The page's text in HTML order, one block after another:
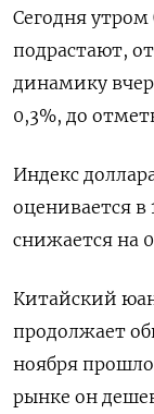
Сегодня
подрастают,
динамику
0,3%, до
Индекс
оценивается в
снижается на
Китайский
продолжает
ноября
рынке он